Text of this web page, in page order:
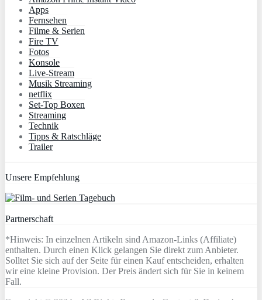
Apps
Fernsehen
Filme & Serien
Fire TV
Fotos
Konsole
Live-Stream
Musik Streaming
netflix
Set-Top Boxen
Streaming
Technik
Tipps & Ratschläge
Trailer
Unsere Empfehlung
Partnerschaft
*Hinweis: In einzelnen Artikeln sind Amazon-Links (Affiliate)
enthalten. Durch einen Klick gelangen Sie direkt zum Anbieter.
Solltet Sie sich auf der Seite für einen Kauf entscheiden, erhalten
wir eine kleine Provision. Der Preis ändert sich für Sie in keinem
Fall.